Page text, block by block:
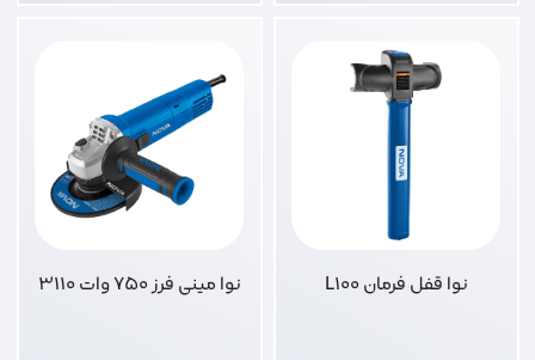
نوا قفل فرمان L100 نوا مینی فرز 750 وات 3110